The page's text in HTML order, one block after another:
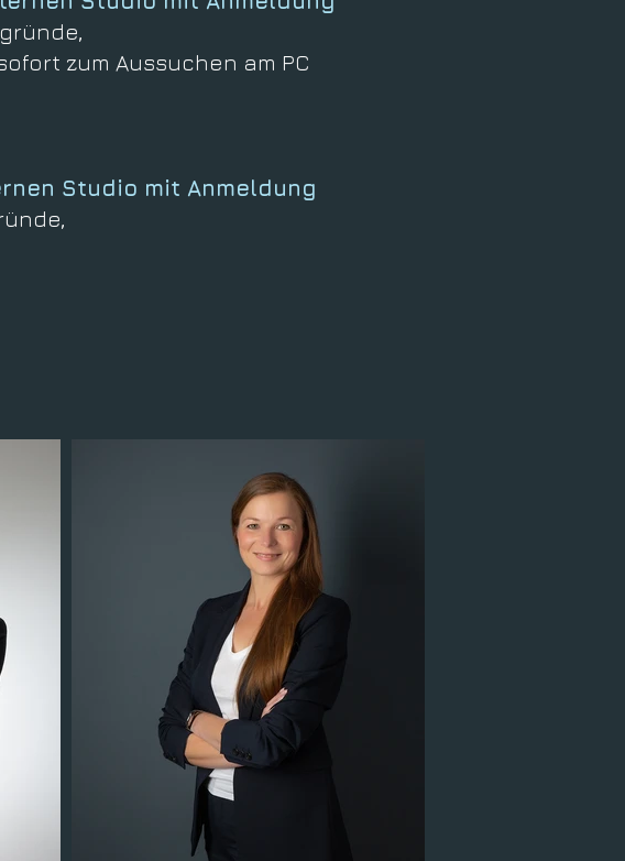
zum Aussuchen am PC
Studio mit Anmeldung